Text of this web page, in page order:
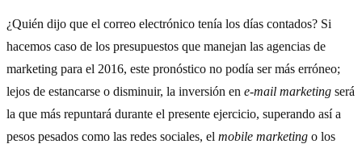
¿Quién dijo que el correo electrónico tenía los días contados? Si
hacemos caso de los presupuestos que manejan las agencias de
marketing para el 2016, este pronóstico no podía ser más erróneo;
lejos de estancarse o disminuir, la inversión en e-mail marketing será
la que más repuntará durante el presente ejercicio, superando así a
pesos pesados como las redes sociales, el mobile marketing o los